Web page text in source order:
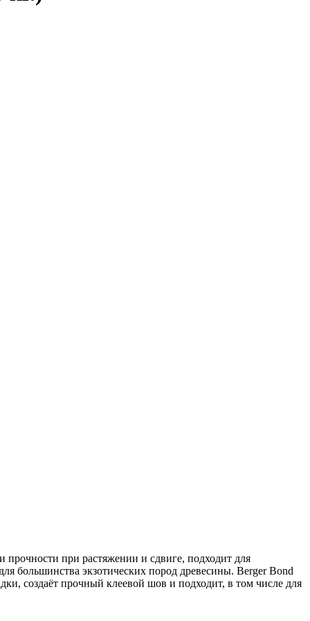
прочности при растяжении и сдвиге, подходит для
большинства экзотических пород древесины. Berger Bond
создаёт прочный клеевой шов и подходит, в том числе для